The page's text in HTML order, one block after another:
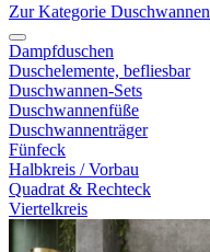
Zur Kategorie Duschwannen
Dampfduschen
Duschelemente, befliesbar
Duschwannen-Sets
Duschwannenfüße
Duschwannenträger
Fünfeck
Halbkreis / Vorbau
Quadrat & Rechteck
Viertelkreis